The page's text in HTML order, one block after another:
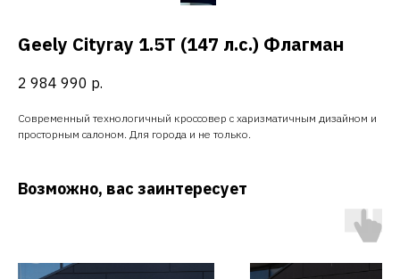
Geely Cityray 1.5T (147 л.с.) Флагман
2 984 990 р.
Современный технологичный кроссовер с харизматичным дизайном и
просторным салоном. Для города и не только.
Возможно, вас заинтересует